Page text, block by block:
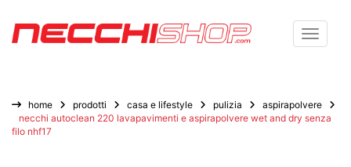
Toggle
home prodotti casa e lifestyle pulizia
aspirapolvere
necchi autoclean 220 lavapavimenti e aspirapolvere wet and dry senza
filo nhf17